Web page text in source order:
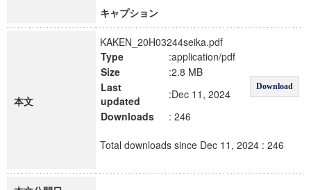
キャプション
本文
KAKEN_20H03244seika.pdf
Type
:application/pdf
Download
Size
:2.8 MB
Last
updated
:Dec 11, 2024
Downloads
: 246
Total downloads since Dec 11, 2024 : 246